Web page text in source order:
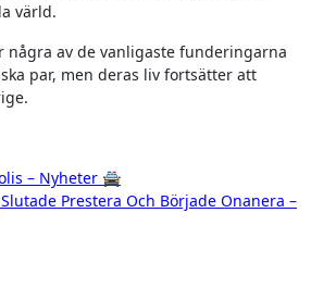
värld.
några av de vanligaste funderingarna
par, men deras liv fortsätter att
– Nyheter 🚔
Prestera Och Började Onanera –